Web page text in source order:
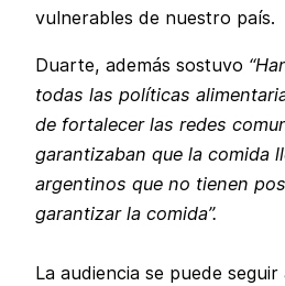
vulnerables de nuestro país.
Duarte, además sostuvo
todas las políticas
de fortalecer las redes
garantizaban que la comida
argentinos que no tienen
garantizar la comida”.
La audiencia se puede